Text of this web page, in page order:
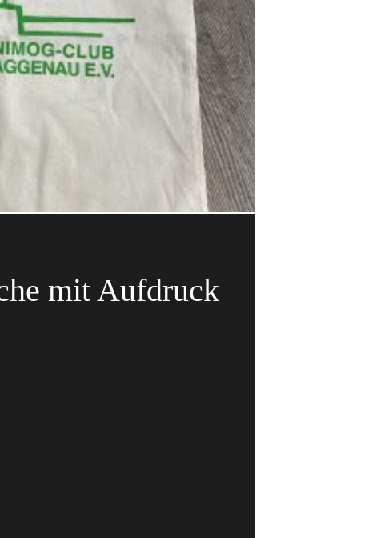
mit Aufdruck